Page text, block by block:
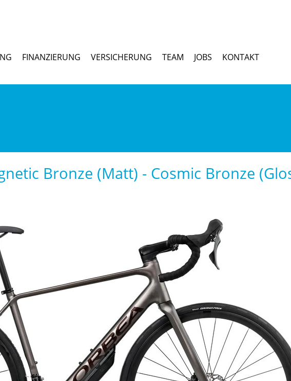
FINANZIERUNG VERSICHERUNG TEAM JOBS KONTAKT
Bronze (Matt) - Cosmic Bronze